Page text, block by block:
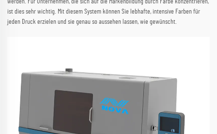
werden. Für Unternehmen, die sich auf die Markenbildung durch Farbe konzentrieren,
ist dies sehr wichtig. Mit diesem System können Sie lebhafte, intensive Farben für
jeden Druck erzielen und sie genau so aussehen lassen, wie gewünscht.